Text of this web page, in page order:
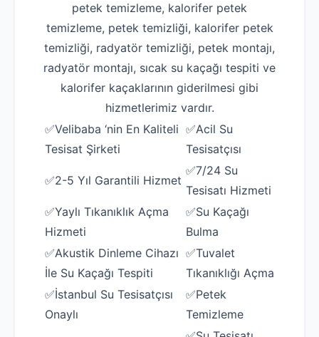
petek temizleme, kalorifer petek
temizleme, petek temizliği, kalorifer petek
temizliği, radyatör temizliği, petek montajı,
radyatör montajı, sıcak su kaçağı tespiti ve
kalorifer kaçaklarının giderilmesi gibi
hizmetlerimiz vardır.
✅Velibaba ‘nin En Kaliteli
Tesisat Şirketi
✅Acil Su
Tesisatçısı
✅2-5 Yıl Garantili Hizmet
✅7/24 Su
Tesisatı Hizmeti
✅Yaylı Tıkanıklık Açma
Hizmeti
✅Su Kaçağı
Bulma
✅Akustik Dinleme Cihazı
İle Su Kaçağı Tespiti
✅Tuvalet
Tıkanıklığı Açma
✅İstanbul Su Tesisatçısı
Onaylı
✅Petek
Temizleme